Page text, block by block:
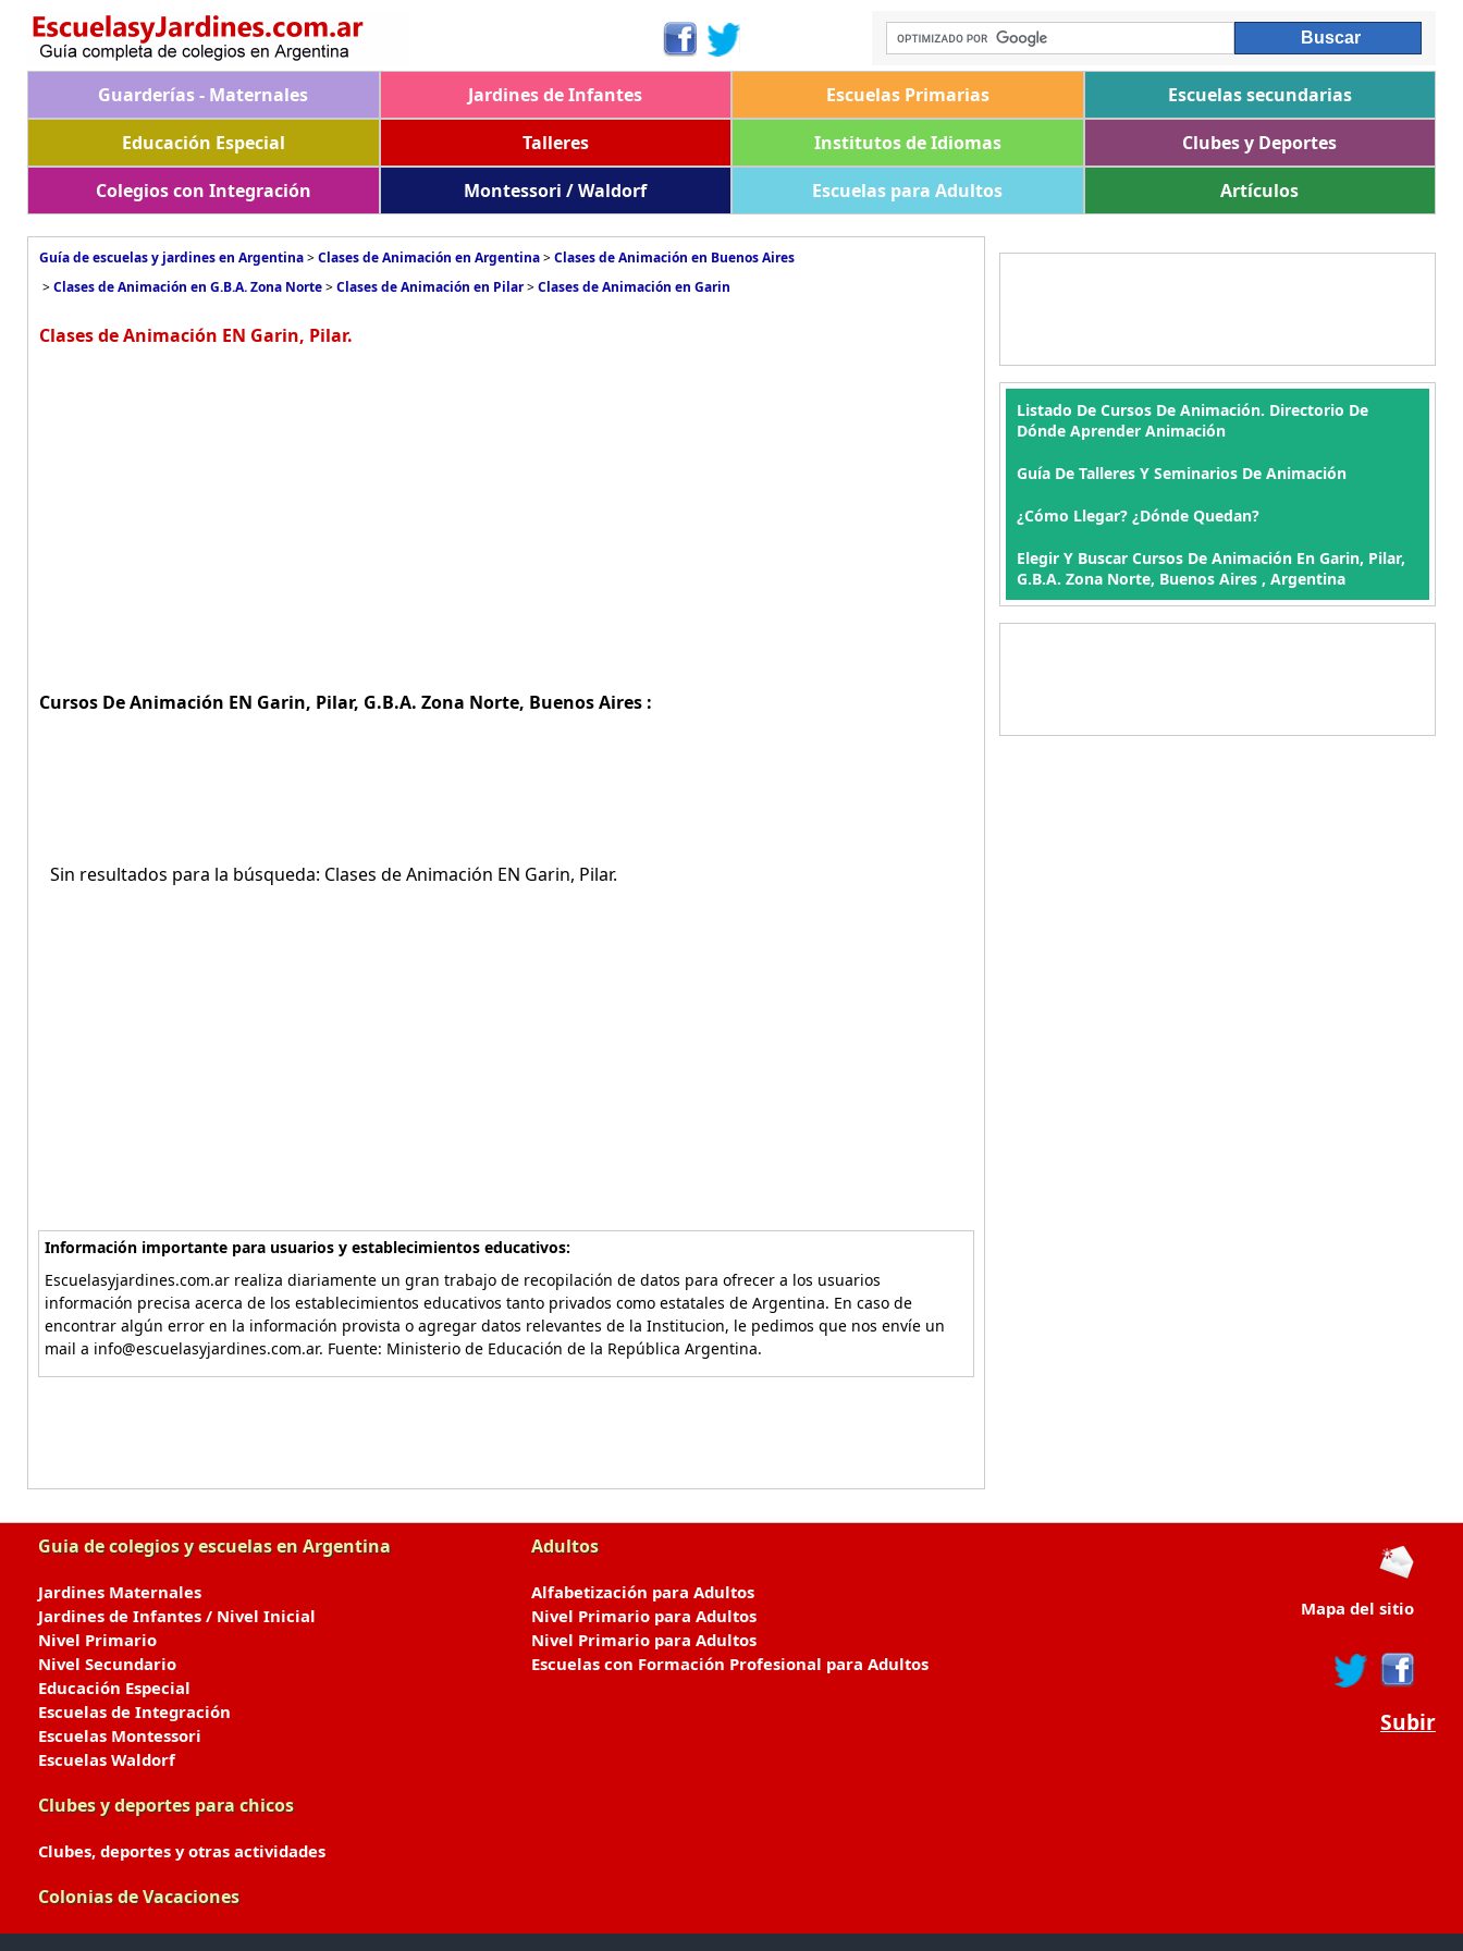
Guarderías - Maternales Jardines de Infantes Escuelas Primarias
Escuelas secundarias
Educación Especial
Talleres Institutos de Idiomas
Clubes y Deportes
Colegios con Integración
Montessori / Waldorf Escuelas para Adultos Artículos
Guía de escuelas y jardines en Argentina>Clases de Animación en Argentina>Clases de Animación en Buenos Aires
>Clases de Animación en G.B.A. Zona Norte>Clases de Animación en Pilar>Clases de Animación en Garin
Clases de Animación EN Garin, Pilar.
Cursos De Animación EN Garin, Pilar, G.B.A. Zona Norte, Buenos Aires :
Sin resultados para la búsqueda: Clases de Animación EN Garin, Pilar.
Información importante para usuarios y establecimientos educativos:
Escuelasyjardines.com.ar realiza diariamente un gran trabajo de recopilación de datos para ofrecer a los usuarios
información precisa acerca de los establecimientos educativos tanto privados como estatales de Argentina. En caso de
encontrar algún error en la información provista o agregar datos relevantes de la Institucion, le pedimos que nos envíe un
mail a info@escuelasyjardines.com.ar. Fuente: Ministerio de Educación de la República Argentina.
Listado De Cursos De Animación. Directorio De
Dónde Aprender Animación
Guía De Talleres Y Seminarios De Animación
¿Cómo Llegar? ¿Dónde Quedan?
Elegir Y Buscar Cursos De Animación En Garin, Pilar,
G.B.A. Zona Norte, Buenos Aires , Argentina
Guia de colegios y escuelas en Argentina
Jardines Maternales
Jardines de Infantes / Nivel Inicial
Nivel Primario
Nivel Secundario
Educación Especial
Escuelas de Integración
Escuelas Montessori
Escuelas Waldorf
Clubes y deportes para chicos
Clubes, deportes y otras actividades
Colonias de Vacaciones
Adultos
Alfabetización para Adultos
Nivel Primario para Adultos
Nivel Primario para Adultos
Escuelas con Formación Profesional para Adultos
Mapa del sitio
Subir